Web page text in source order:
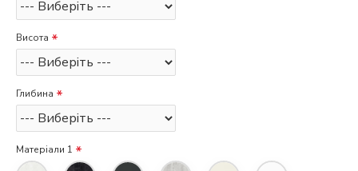
Висота
Глибина
Матеріали 1